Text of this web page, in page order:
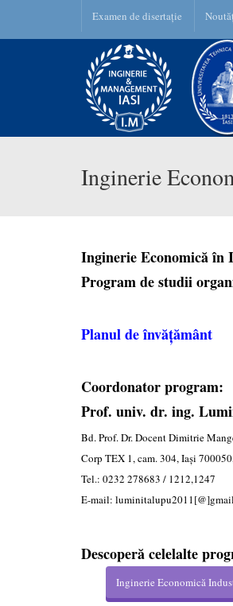
Examen de disertație
Inginerie
Inginerie Economică în
Program de studii
Planul de învățământ
Coordonator program:
Prof. univ. dr. ing.
Bd. Prof. Dr. Docent Dimitrie
Corp TEX 1, cam. 304, Iaşi
Tel.: 0232 278683 / 1212,1247
E-mail:
Descoperă celelalte
Inginerie Economică